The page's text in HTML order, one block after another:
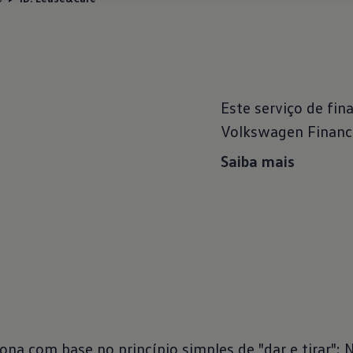
Este serviço de
Volkswagen
Saiba mais
com base no princípio simples de "dar e tirar":